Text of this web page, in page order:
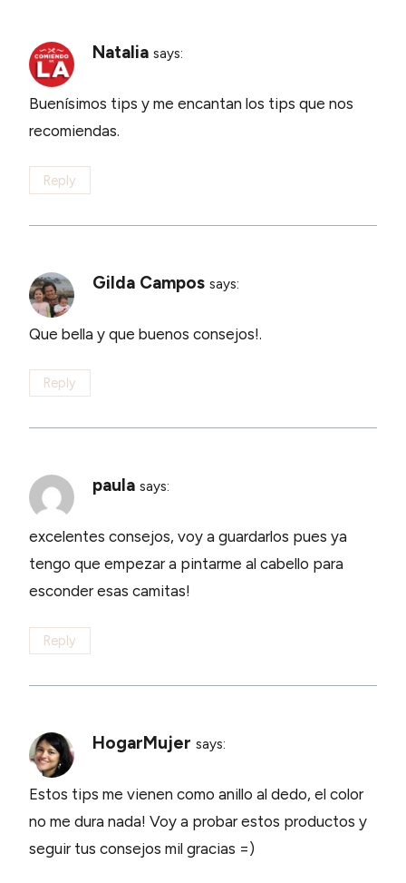
Natalia says:
Buenísimos tips y me encantan los tips que nos
recomiendas.
Reply
Gilda Campos says:
Que bella y que buenos consejos!.
Reply
paula says:
excelentes consejos, voy a guardarlos pues ya
tengo que empezar a pintarme al cabello para
esconder esas camitas!
Reply
HogarMujer says:
Estos tips me vienen como anillo al dedo, el color
no me dura nada! Voy a probar estos productos y
seguir tus consejos mil gracias =)